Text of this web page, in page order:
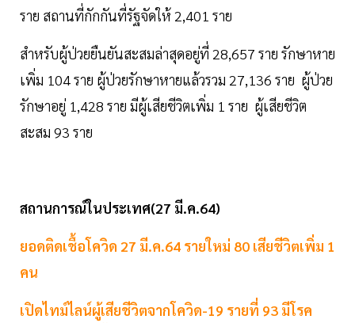
ราย สถานที่กักกันที่รัฐจัดให้ 2,401 ราย
สำหรับผู้ป่วยยืนยันสะสมล่าสุดอยู่ที่ 28,657 ราย รักษาหาย
เพิ่ม 104 ราย ผู้ป่วยรักษาหายแล้วรวม 27,136 ราย ผู้ป่วย
รักษาอยู่ 1,428 ราย มีผู้เสียชีวิตเพิ่ม 1 ราย ผู้เสียชีวิต
สะสม 93 ราย
สถานการณ์ในประเทศ(27 มี.ค.64)
ยอดติดเชื้อโควิด 27 มี.ค.64 รายใหม่ 80 เสียชีวิตเพิ่ม 1
คน
เปิดไทม์ไลน์ผู้เสียชีวิตจากโควิด-19 รายที่ 93 มีโรค